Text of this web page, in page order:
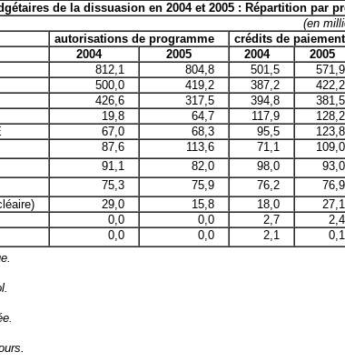
de la dissuasion en 2004 et 2005 : Répartition par
(en
autorisations de programme
crédits de paiement
2004
2005 2004 2005
812,1 804,8 501,5 571,9
500,0 419,2 387,2 422,2
426,6 317,5 394,8 381,5
19,8 64,7 117,9 128,2
67,0 68,3 95,5 123,8
87,6 113,6 71,1 109,0
91,1 82,0 98,0 93,0
75,3 75,9 76,2 76,9
29,0 15,8 18,0 27,1
0,0 0,0 2,7 2,4
0,0 0,0 2,1 0,1